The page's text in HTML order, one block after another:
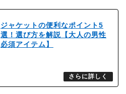
ジャケットの便利なポイント5
選！選び方を解説【大人の男性
必須アイテム】